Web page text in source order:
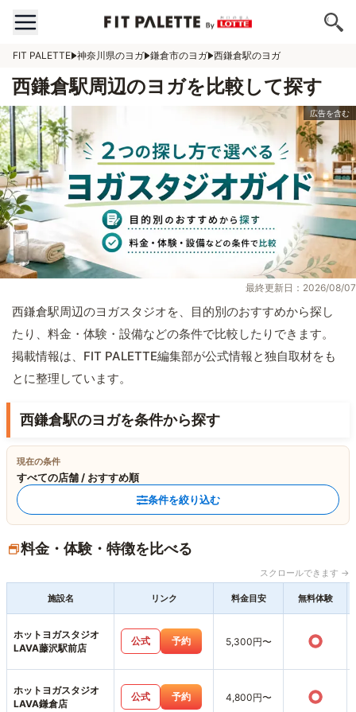
FIT PALETTE 神奈川県のヨガ 鎌倉市のヨガ 西鎌倉駅のヨガ
西鎌倉駅周辺のヨガを比較して探す
最終更新日：2026/08/07
西鎌倉駅周辺のヨガスタジオを、目的別のおすすめから探し
たり、料金・体験・設備などの条件で比較したりできます。
掲載情報は、FIT PALETTE編集部が公式情報と独自取材をも
とに整理しています。
西鎌倉駅のヨガを条件から探す
現在の条件
すべての店舗 / おすすめ順
条件を絞り込む
料金・体験・特徴を比べる
スクロールできます →
施設名 リンク 料金目安 無料体験
ホットヨガスタジオ
LAVA藤沢駅前店
公式 予約 5,300円〜 ○
ホットヨガスタジオ
LAVA鎌倉店
公式 予約 4,800円〜 ○